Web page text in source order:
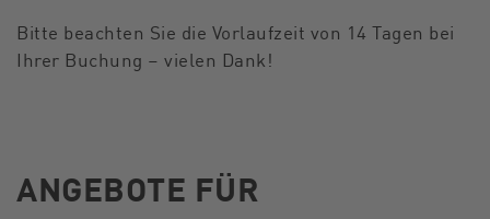
Bitte beachten Sie die Vorlaufzeit von 14 Tagen bei
Ihrer Buchung – vielen Dank!
ANGEBOTE FÜR